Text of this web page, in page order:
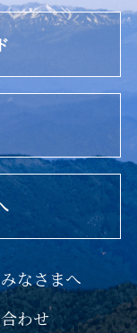
なさまへ
わせ